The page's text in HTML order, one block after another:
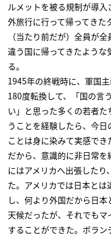
ルメットを被る規制が導
外旅行に行って帰ってきた
（当たり前だが）全員が
違う国に帰ってきたよう
る。
1945年の終戦時に、軍国
180度転換して、「国の言
い」と思った多くの若者
うことを経験したら、今
ことは身に染みて実感でき
だから、意識的に非日常
にはアメリカへ出張した
た。アメリカでは日本と
し、何より外国だから日
天候だったが、それでも
することができた。ボラ